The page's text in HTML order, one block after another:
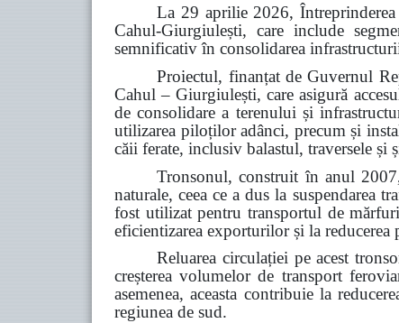
La 29 aprilie 2026, Întreprinderea
Cahul-Giurgiulești, care include
semnificativ în consolidarea
Proiectul, finanțat de Guvernul
Cahul – Giurgiulești, care asigură
de consolidare a terenului și
utilizarea piloților adânci, precum și
căii ferate, inclusiv balastul, traversele și
Tronsonul, construit în anul
naturale, ceea ce a dus la suspendarea
fost utilizat pentru transportul de
eficientizarea exporturilor și la
Reluarea circulației pe acest
creșterea volumelor de transport
asemenea, aceasta contribuie la
regiunea de sud.